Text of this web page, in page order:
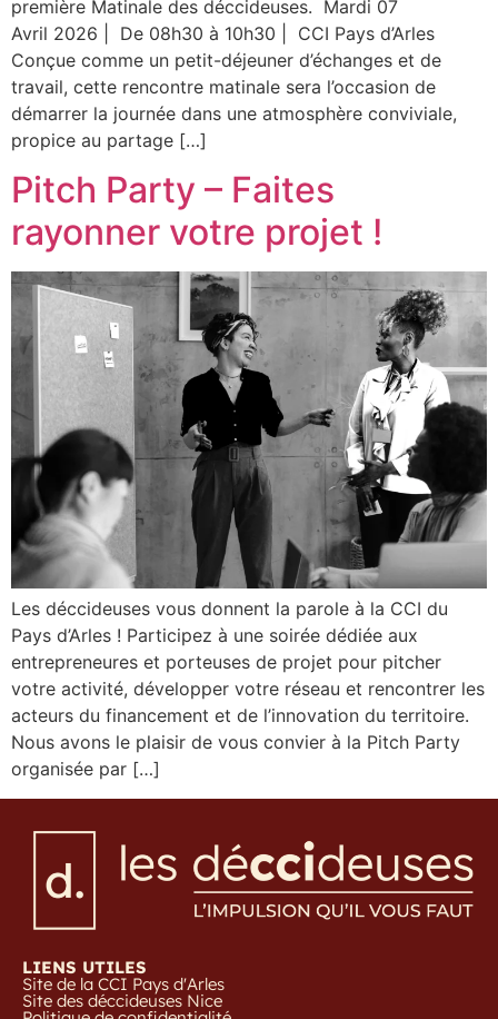
première Matinale des déccideuses. Mardi 07
Avril 2026 | De 08h30 à 10h30 | CCI Pays d’Arles
Conçue comme un petit-déjeuner d’échanges et de
travail, cette rencontre matinale sera l’occasion de
démarrer la journée dans une atmosphère conviviale,
propice au partage […]
Pitch Party – Faites
rayonner votre projet !
Les déccideuses vous donnent la parole à la CCI du
Pays d’Arles ! Participez à une soirée dédiée aux
entrepreneures et porteuses de projet pour pitcher
votre activité, développer votre réseau et rencontrer les
acteurs du financement et de l’innovation du territoire.
Nous avons le plaisir de vous convier à la Pitch Party
organisée par […]
LIENS UTILES
Site de la CCI Pays d'Arles
Site des déccideuses Nice